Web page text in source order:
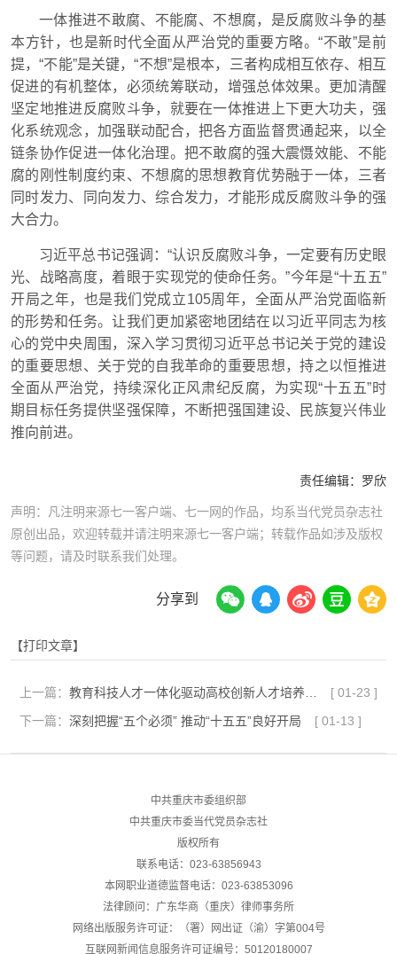
一体推进不敢腐、不能腐、不想腐，是反腐败斗争的基
本方针，也是新时代全面从严治党的重要方略。“不敢”是前
提，“不能”是关键，“不想”是根本，三者构成相互依存、相互
促进的有机整体，必须统筹联动，增强总体效果。更加清醒
坚定地推进反腐败斗争，就要在一体推进上下更大功夫，强
化系统观念，加强联动配合，把各方面监督贯通起来，以全
链条协作促进一体化治理。把不敢腐的强大震慑效能、不能
腐的刚性制度约束、不想腐的思想教育优势融于一体，三者
同时发力、同向发力、综合发力，才能形成反腐败斗争的强
大合力。
习近平总书记强调：“认识反腐败斗争，一定要有历史眼
光、战略高度，着眼于实现党的使命任务。”今年是“十五五”
开局之年，也是我们党成立105周年，全面从严治党面临新
的形势和任务。让我们更加紧密地团结在以习近平同志为核
心的党中央周围，深入学习贯彻习近平总书记关于党的建设
的重要思想、关于党的自我革命的重要思想，持之以恒推进
全面从严治党，持续深化正风肃纪反腐，为实现“十五五”时
期目标任务提供坚强保障，不断把强国建设、民族复兴伟业
推向前进。
责任编辑： 罗欣
声明：凡注明来源七一客户端、七一网的作品，均系当代党员杂志社
原创出品，欢迎转载并请注明来源七一客户端；转载作品如涉及版权
等问题，请及时联系我们处理。
分享到
【打印文章】
上一篇： [ 01-23 ]
下一篇： 深刻把握“五个必须” 推动“十五五”良好开局 [ 01-13 ]
中共重庆市委组织部
中共重庆市委当代党员杂志社
版权所有
联系电话：023-63856943
本网职业道德监督电话：023-63853096
法律顾问：广东华商（重庆）律师事务所
网络出版服务许可证：（署）网出证（渝）字第004号
互联网新闻信息服务许可证编号：50120180007